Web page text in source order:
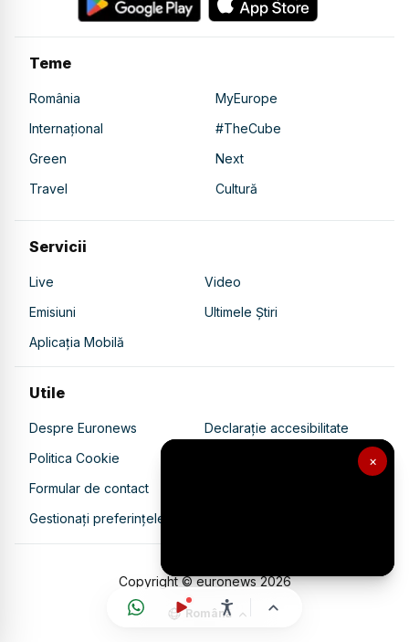
×
Teme
România
MyEurope
Internațional
#TheCube
Green
Next
Travel
Cultură
Servicii
Live
Video
Emisiuni
Ultimele Știri
Aplicația Mobilă
Utile
Despre Euronews
Declarație accesibilitate
Politica Cookie
Politica de confidențialitate
Formular de contact
Gestionați preferințele
Copyright © euronews2026
Română